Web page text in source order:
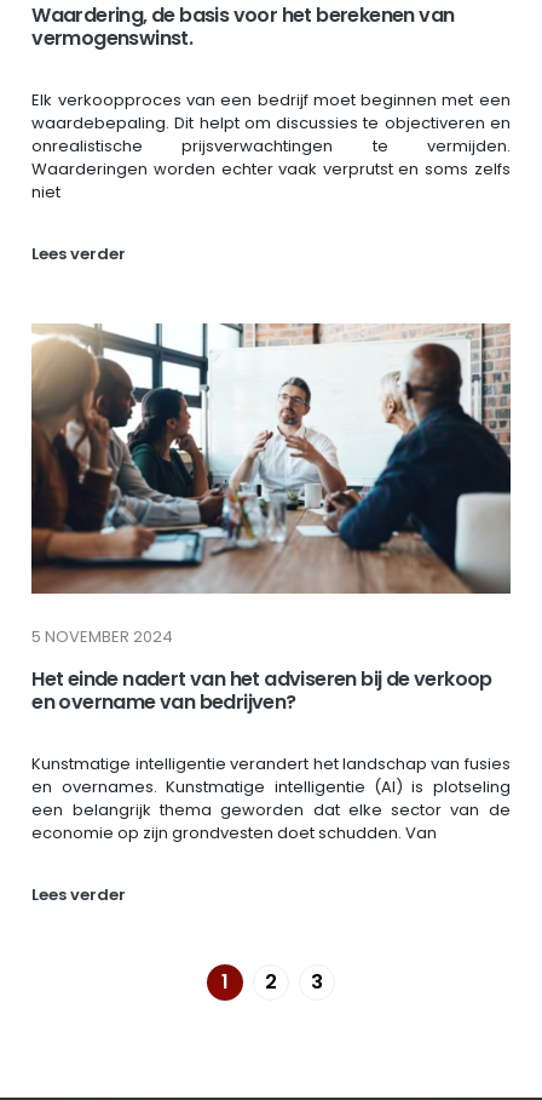
Waardering, de basis voor het berekenen van
vermogenswinst.
Elk verkoopproces van een bedrijf moet beginnen met een
waardebepaling. Dit helpt om discussies te objectiveren en
onrealistische prijsverwachtingen te vermijden.
Waarderingen worden echter vaak verprutst en soms zelfs
niet
Lees verder
5 NOVEMBER 2024
Het einde nadert van het adviseren bij de verkoop
en overname van bedrijven?
Kunstmatige intelligentie verandert het landschap van fusies
en overnames. Kunstmatige intelligentie (AI) is plotseling
een belangrijk thema geworden dat elke sector van de
economie op zijn grondvesten doet schudden. Van
Lees verder
1 2 3